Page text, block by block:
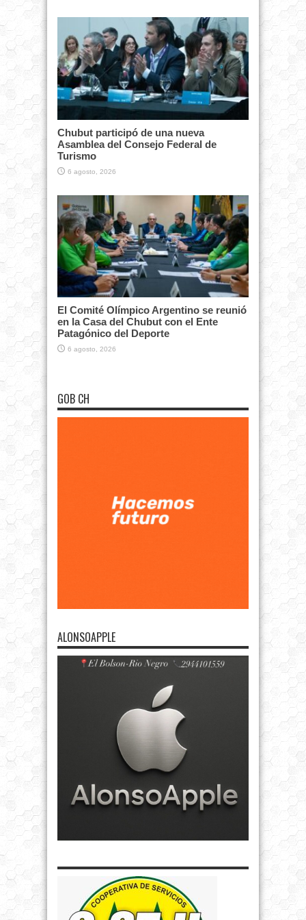
Chubut participó de una nueva
Asamblea del Consejo Federal de
Turismo
6 agosto, 2026
El Comité Olímpico Argentino se reunió
en la Casa del Chubut con el Ente
Patagónico del Deporte
6 agosto, 2026
GOB CH
ALONSOAPPLE